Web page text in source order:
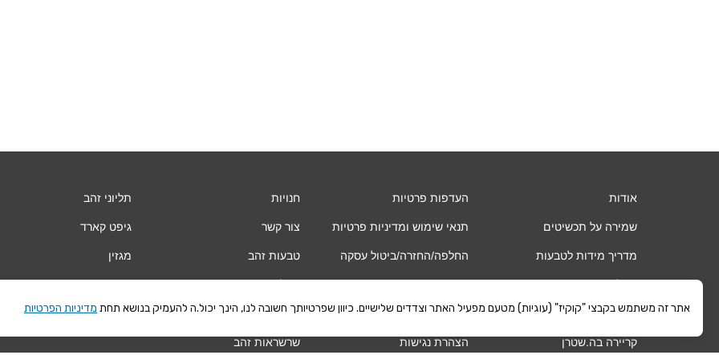
אודות
שמירה על תכשיטים
מדריך מידות לטבעות
החשבון שלי
קריירה בה.שטרן
העדפות פרטיות
תנאי שימוש ומדיניות פרטיות
החלפה/החזרה/ביטול עסקה
משלוחים
הצהרת נגישות
חנויות
צור קשר
טבעות זהב
צמידי זהב
שרשראות זהב
תליוני זהב
גיפט קארד
מגזין
אתר זה משתמש בקבצי "קוקיז" (עוגיות) מטעם מפעיל האתר וצדדים שלישיים. כיוון שפרטיותך חשובה לנו, הינך יכול.ה להעמיק בנושא תחת מדיניות הפרטיות